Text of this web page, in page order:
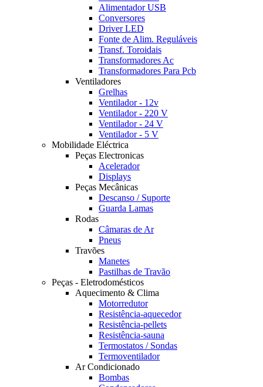
Alimentador USB
Conversores
Driver LED
Fonte de Alim. Reguláveis
Transf. Toroidais
Transformadores Ac
Transformadores Para Pcb
Ventiladores
Grelhas
Ventilador - 12v
Ventilador - 220 V
Ventilador - 24 V
Ventilador - 5 V
Mobilidade Eléctrica
Peças Electronicas
Acelerador
Displays
Peças Mecânicas
Descanso / Suporte
Guarda Lamas
Rodas
Câmaras de Ar
Pneus
Travões
Manetes
Pastilhas de Travão
Peças - Eletrodomésticos
Aquecimento & Clima
Motorredutor
Resistência-aquecedor
Resistência-pellets
Resistência-sauna
Termostatos / Sondas
Termoventilador
Ar Condicionado
Bombas